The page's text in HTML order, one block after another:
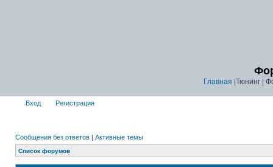
Главная |Тюнинг |
Вход Регистрация
Сообщения без ответов | Активные темы
Список форумов